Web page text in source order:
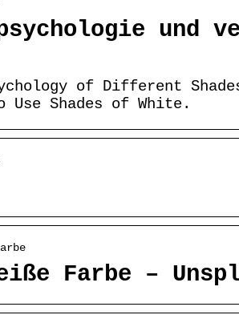
und
of Different
Use Shades of White.
Farbe –